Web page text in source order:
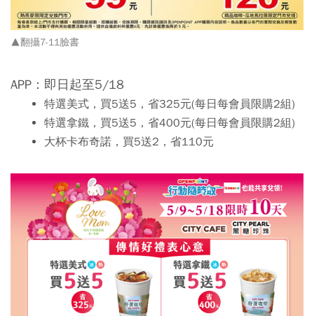
▲翻攝7-11臉書
APP：即日起至5/18
特選美式，買5送5，省325元(每日每會員限購2組)
特選拿鐵，買5送5，省400元(每日每會員限購2組)
大杯卡布奇諾，買5送2，省110元